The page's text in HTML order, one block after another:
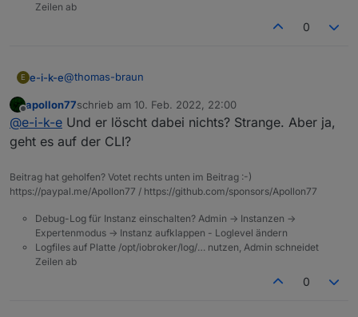
Zeilen ab
0
E e-i-k-e@thomas-braun
Dauerschleife:
Offline
apollon77schrieb am 10. Feb. 2022, 22:00
zuletzt editiert von
@e-i-k-e Und er löscht dabei nichts? Strange. Aber ja,
geht es auf der CLI?
Beitrag hat geholfen? Votet rechts unten im Beitrag :-)
https://paypal.me/Apollon77 / https://github.com/sponsors/Apollon77
Debug-Log für Instanz einschalten? Admin -> Instanzen ->
Expertenmodus -> Instanz aufklappen - Loglevel ändern
Logfiles auf Platte /opt/iobroker/log/… nutzen, Admin schneidet
Zeilen ab
0